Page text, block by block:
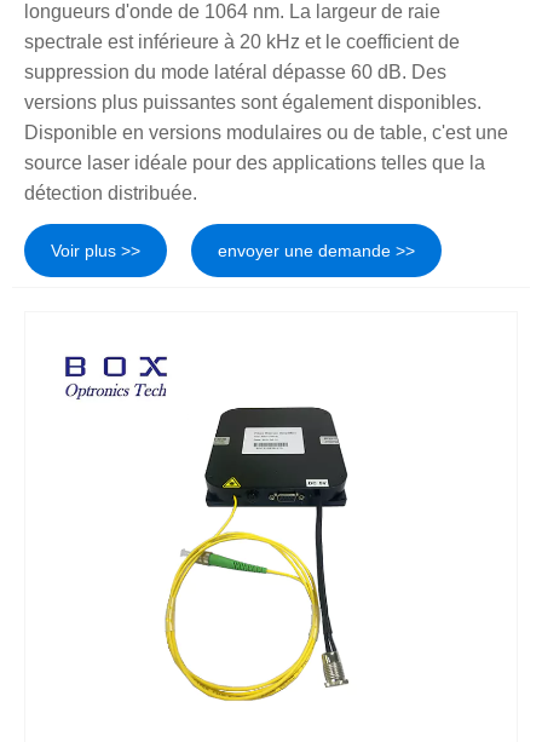
longueurs d'onde de 1064 nm. La largeur de raie
spectrale est inférieure à 20 kHz et le coefficient de
suppression du mode latéral dépasse 60 dB. Des
versions plus puissantes sont également disponibles.
Disponible en versions modulaires ou de table, c'est une
source laser idéale pour des applications telles que la
détection distribuée.
Voir plus >> envoyer une demande >>